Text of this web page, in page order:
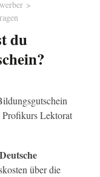
du
Lektorat
Deutsche
über die